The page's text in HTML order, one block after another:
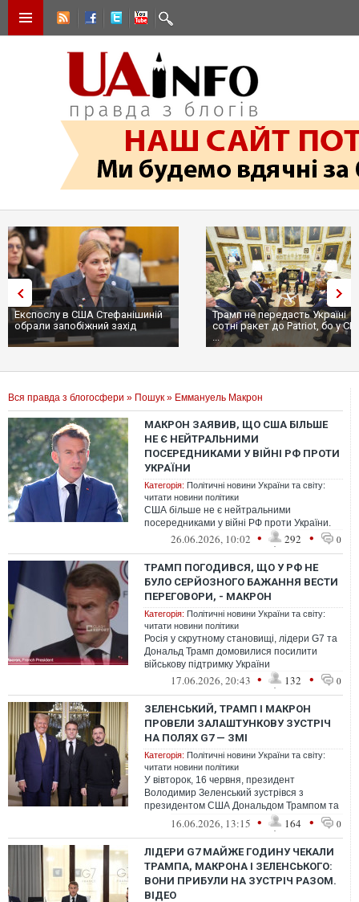
Експослу в США Стефанішиній
обрали запобіжний захід
Трамп не передасть Україні
сотні ракет до Patriot, бо у
...
Вся правда з блогосфери » Пошук » Еммануель Макрон
МАКРОН ЗАЯВИВ, ЩО США БІЛЬШЕ
НЕ Є НЕЙТРАЛЬНИМИ
ПОСЕРЕДНИКАМИ У ВІЙНІ РФ ПРОТИ
УКРАЇНИ
Категорія: Політичні новини України та світу:
читати новини політики
США більше не є нейтральними
посередниками у війні РФ проти України.
26.06.2026, 10:02 • 292 • 0
ТРАМП ПОГОДИВСЯ, ЩО У РФ НЕ
БУЛО СЕРЙОЗНОГО БАЖАННЯ ВЕСТИ
ПЕРЕГОВОРИ, - МАКРОН
Категорія: Політичні новини України та світу:
читати новини політики
Росія у скрутному становищі, лідери G7 та
Дональд Трамп домовилися посилити
військову підтримку України
17.06.2026, 20:43 • 132 • 0
ЗЕЛЕНСЬКИЙ, ТРАМП І МАКРОН
ПРОВЕЛИ ЗАЛАШТУНКОВУ ЗУСТРІЧ
НА ПОЛЯХ G7 — ЗМІ
Категорія: Політичні новини України та світу:
читати новини політики
У вівторок, 16 червня, президент
Володимир Зеленський зустрівся з
президентом США Дональдом Трампом та
президентом Франції Еммануелем
Макроном на поля...
16.06.2026, 13:15 • 164 • 0
ЛІДЕРИ G7 МАЙЖЕ ГОДИНУ ЧЕКАЛИ
ТРАМПА, МАКРОНА І ЗЕЛЕНСЬКОГО:
ВОНИ ПРИБУЛИ НА ЗУСТРІЧ РАЗОМ.
ВІДЕО